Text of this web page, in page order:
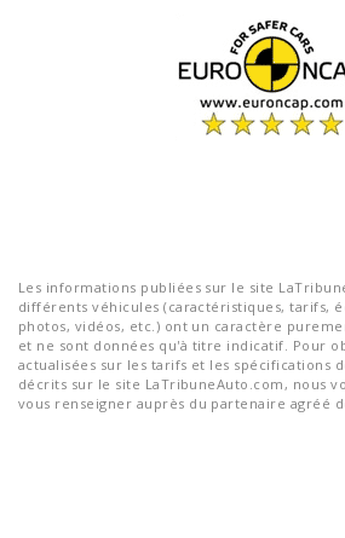
Les informations publiées sur le site
différents véhicules (caractéristiques, tarifs,
photos, vidéos, etc.) ont un caractère
et ne sont données qu'à titre indicatif. Pour
actualisées sur les tarifs et les spécifications
décrits sur le site LaTribuneAuto.com, nous
vous renseigner auprès du partenaire agréé